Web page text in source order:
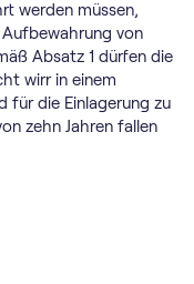
werden müssen,
von
Absatz 1 dürfen die
wirr in einem
für die Einlagerung zu
zehn Jahren fallen